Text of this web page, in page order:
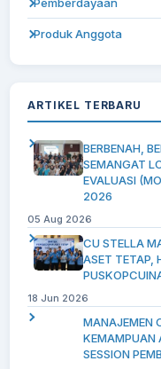
Pemberdayaan
Produk Anggota
ARTIKEL TERBARU
BERBENAH,
SEMANGAT
EVALUASI
2026
05 Aug 2026
CU STELLA
ASET TETAP,
18 Jun 2026
MANAJEMEN
KEMAMPUAN
SESSION